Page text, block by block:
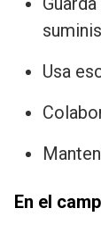
Usa
En el